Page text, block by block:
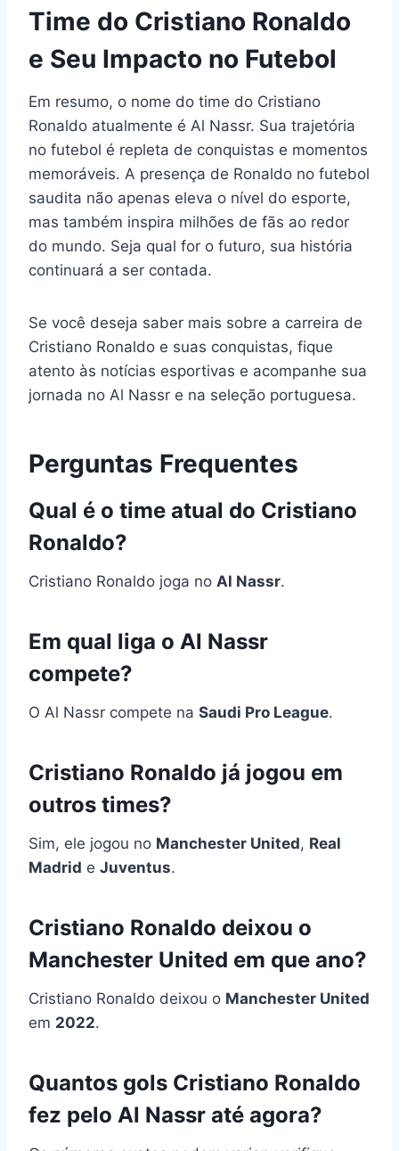
Time do Cristiano Ronaldo
e Seu Impacto no Futebol
Em resumo, o nome do time do Cristiano
Ronaldo atualmente é Al Nassr. Sua trajetória
no futebol é repleta de conquistas e momentos
memoráveis. A presença de Ronaldo no futebol
saudita não apenas eleva o nível do esporte,
mas também inspira milhões de fãs ao redor
do mundo. Seja qual for o futuro, sua história
continuará a ser contada.
Se você deseja saber mais sobre a carreira de
Cristiano Ronaldo e suas conquistas, fique
atento às notícias esportivas e acompanhe sua
jornada no Al Nassr e na seleção portuguesa.
Perguntas Frequentes
Qual é o time atual do Cristiano
Ronaldo?
Cristiano Ronaldo joga no Al Nassr.
Em qual liga o Al Nassr
compete?
O Al Nassr compete na Saudi Pro League.
Cristiano Ronaldo já jogou em
outros times?
Sim, ele jogou no Manchester United, Real
Madrid e Juventus.
Cristiano Ronaldo deixou o
Manchester United em que ano?
Cristiano Ronaldo deixou o Manchester United
em 2022.
Quantos gols Cristiano Ronaldo
fez pelo Al Nassr até agora?